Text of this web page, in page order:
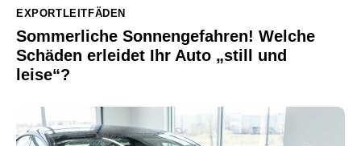
EXPORTLEITFÄDEN
Sommerliche Sonnengefahren! Welche
Schäden erleidet Ihr Auto „still und
leise“?